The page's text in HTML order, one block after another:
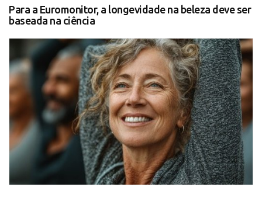
Para a Euromonitor, a longevidade na beleza deve ser
baseada na ciência